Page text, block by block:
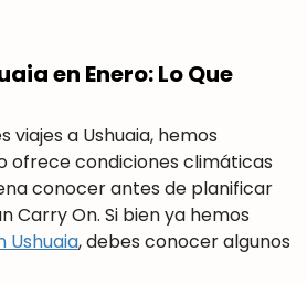
en Enero: Lo Que
viajes a Ushuaia, hemos
ofrece condiciones climáticas
conocer antes de planificar
Carry On. Si bien ya hemos
Ushuaia, debes conocer algunos